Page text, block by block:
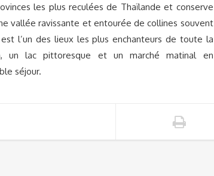
les plus reculées de Thaïlande et conserve
vallée ravissante et entourée de collines souvent
l’un des lieux les plus enchanteurs de toute la
un lac pittoresque et un marché matinal en
séjour.